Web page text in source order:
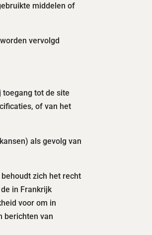
middelen of
vervolgd
toegang tot de site
of van het
als gevolg van
zich het recht
in Frankrijk
voor om in
berichten van